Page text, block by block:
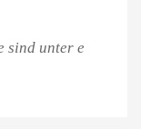
sind unter e